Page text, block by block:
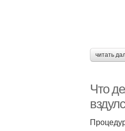
читать
Что